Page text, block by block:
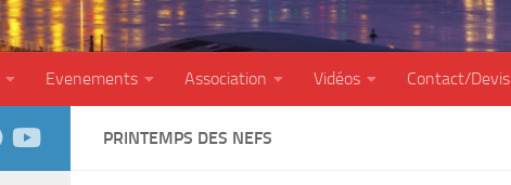
Evenements Association Vidéos Contact/Devis
PRINTEMPS DES NEFS